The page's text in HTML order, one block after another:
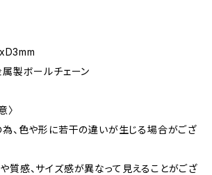
製ボールチェーン
〉
為、色や形に若干の違いが生じる場合がござ
質感、サイズ感が異なって見えることがござ